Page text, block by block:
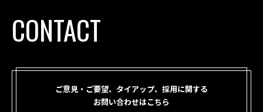
CONTACT
ご意見・ご要望、タイアップ、採用に関する
お問い合わせはこちら